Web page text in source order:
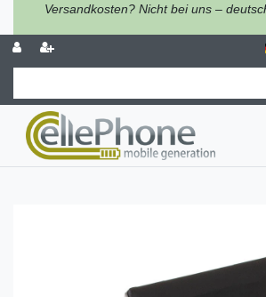
Versandkosten? Nicht bei uns –